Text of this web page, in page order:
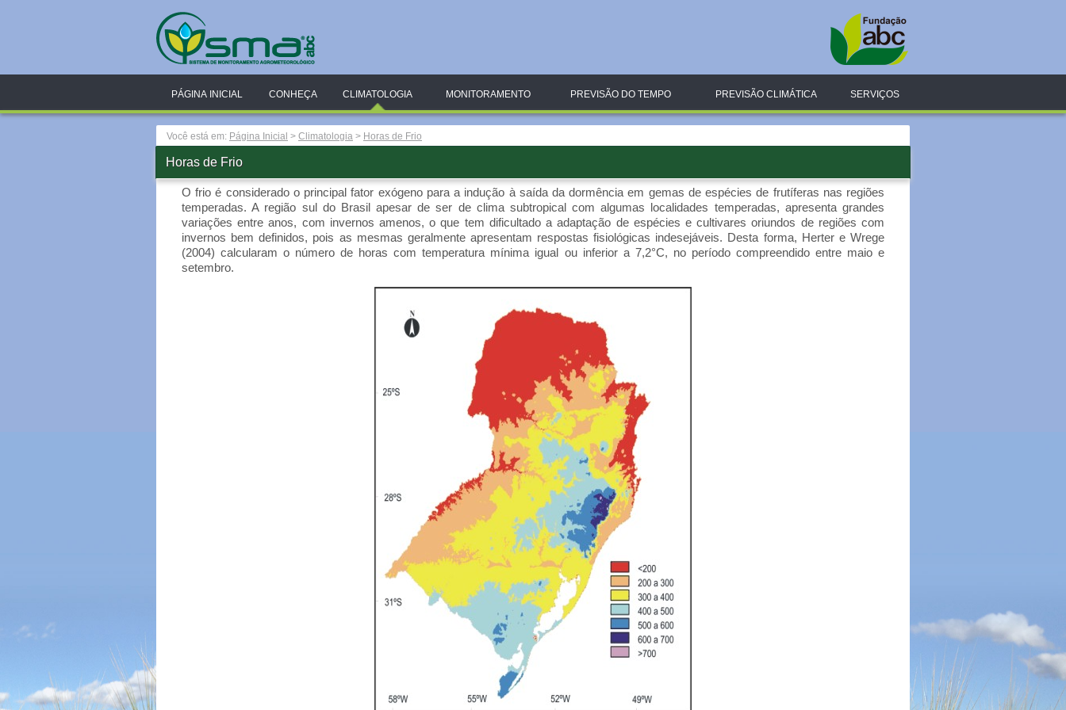
PÁGINA INICIAL CONHEÇA CLIMATOLOGIA MONITORAMENTO PREVISÃO DO TEMPO PREVISÃO CLIMÁTICA SERVIÇOS
Você está em: Página Inicial > Climatologia > Horas de Frio
Horas de Frio
O frio é considerado o principal fator exógeno para a indução à saída da dormência em gemas de espécies de frutíferas nas regiões
temperadas. A região sul do Brasil apesar de ser de clima subtropical com algumas localidades temperadas, apresenta grandes
variações entre anos, com invernos amenos, o que tem dificultado a adaptação de espécies e cultivares oriundos de regiões com
invernos bem definidos, pois as mesmas geralmente apresentam respostas fisiológicas indesejáveis. Desta forma, Herter e Wrege
(2004) calcularam o número de horas com temperatura mínima igual ou inferior a 7,2°C, no período compreendido entre maio e
setembro.